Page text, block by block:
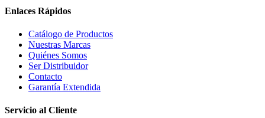
Enlaces Rápidos
Catálogo de Productos
Nuestras Marcas
Quiénes Somos
Ser Distribuidor
Contacto
Garantía Extendida
Servicio al Cliente